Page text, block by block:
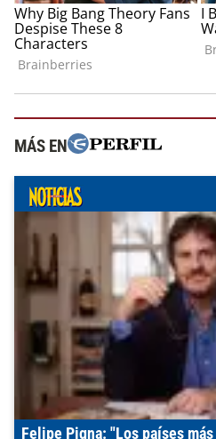
MÁS EN
Felipe Pigna: "Los países